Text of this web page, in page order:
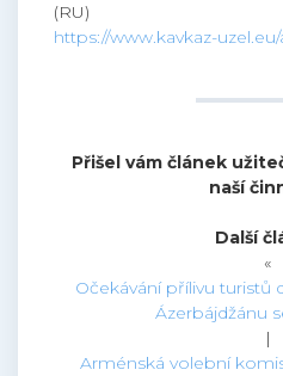
(RU)
https://www.kavkaz-uzel.eu/
Přišel vám článek
naší
Další
«
Očekávání přílivu turistů
Ázerbájdžánu
|
Arménská volební